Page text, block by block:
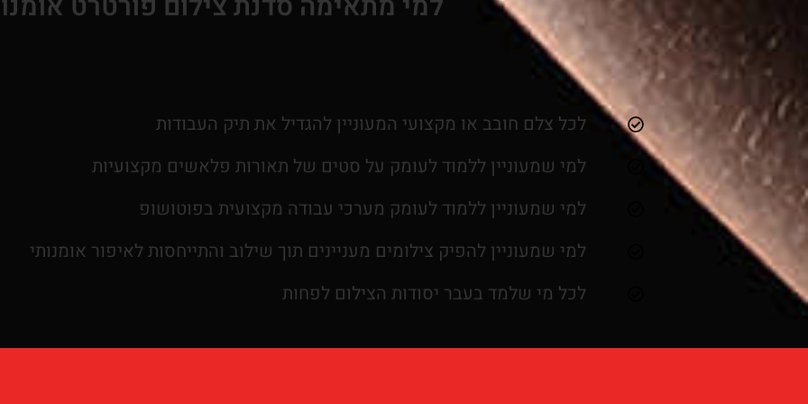
לכל צלם חובב או מקצועי המעוניין להגדיל את תיק העבודות
למי שמעוניין ללמוד לעומק על סטים של תאורות פלאשים מקצועיות
למי שמעוניין ללמוד לעומק מערכי עבודה מקצועית בפוטושופ
למי שמעוניין להפיק צילומים מעניינים תוך שילוב והתייחסות לאיפור אומנותי
לכל מי שלמד בעבר יסודות הצילום לפחות